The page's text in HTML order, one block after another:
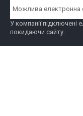
У компанії підключені
покидаючи сайту.